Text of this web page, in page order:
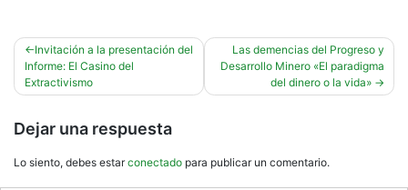
Navegación
de
entradas
Invitación a la presentación del
Informe: El Casino del
Extractivismo
Las demencias del Progreso y
Desarrollo Minero «El paradigma
del dinero o la vida»
Dejar una respuesta
Lo siento, debes estarconectado para publicar un comentario.